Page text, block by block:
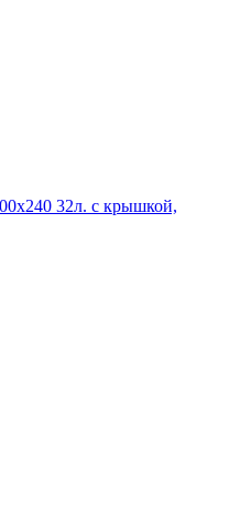
32л. с крышкой,